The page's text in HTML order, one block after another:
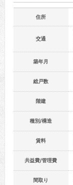
住所
交通
築年月
総戸数
階建
種別/構造
賃料
共益費/管理費
間取り